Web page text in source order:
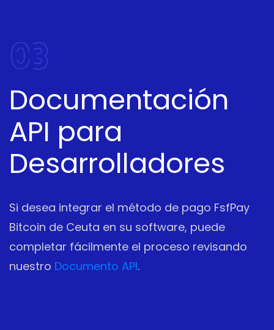
03
Documentación
API para
Desarrolladores
Si desea integrar el método de pago FsfPay
Bitcoin de Ceuta en su software, puede
completar fácilmente el proceso revisando
nuestro Documento API.